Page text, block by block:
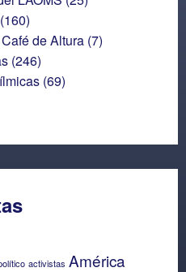
(160)
de Altura (7)
(246)
(69)
activistas América